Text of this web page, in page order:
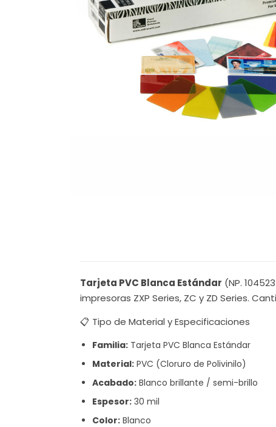
Tarjeta PVC Blanca Estándar (NP.
impresoras ZXP Series, ZC y ZD Series.
📋 Tipo de Material y Especificaciones
Familia: Tarjeta PVC Blanca Estándar
Material: PVC (Cloruro de Polivinilo)
Acabado: Blanco brillante / semi-brillo
Espesor: 30 mil
Color: Blanco